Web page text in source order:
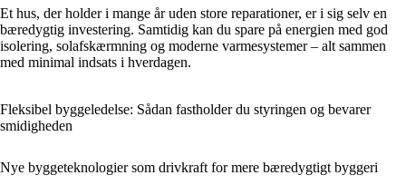
Et hus, der holder i mange år uden store reparationer, er i sig selv en
bæredygtig investering. Samtidig kan du spare på energien med god
isolering, solafskærmning og moderne varmesystemer – alt sammen
med minimal indsats i hverdagen.
Fleksibel byggeledelse: Sådan fastholder du styringen og bevarer
smidigheden
Nye byggeteknologier som drivkraft for mere bæredygtigt byggeri